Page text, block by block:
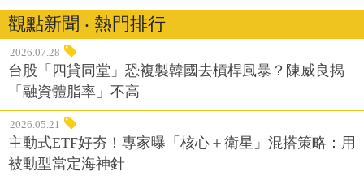
觀點新聞 ‧ 熱門排行
2026.07.28
台股「四貸同堂」恐複製韓國去槓桿風暴？陳威良揭
「融資體脂率」不高
2026.05.21
主動式ETF好夯！專家曝「核心＋衛星」混搭策略：用
被動型當定海神針